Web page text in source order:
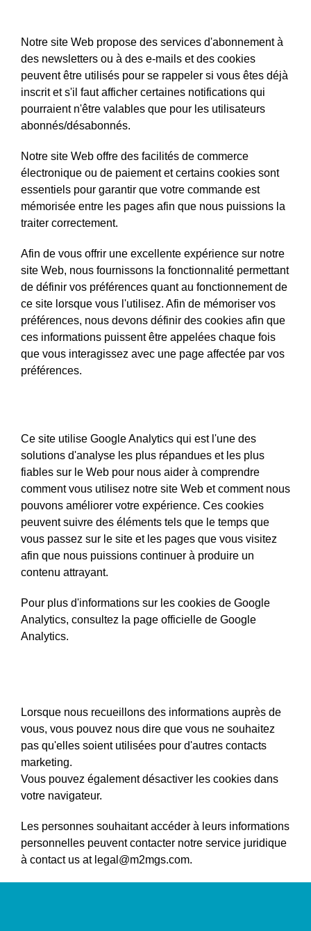
Notre site Web propose des services d'abonnement à
des newsletters ou à des e-mails et des cookies
peuvent être utilisés pour se rappeler si vous êtes déjà
inscrit et s'il faut afficher certaines notifications qui
pourraient n'être valables que pour les utilisateurs
abonnés/désabonnés.
Notre site Web offre des facilités de commerce
électronique ou de paiement et certains cookies sont
essentiels pour garantir que votre commande est
mémorisée entre les pages afin que nous puissions la
traiter correctement.
Afin de vous offrir une excellente expérience sur notre
site Web, nous fournissons la fonctionnalité permettant
de définir vos préférences quant au fonctionnement de
ce site lorsque vous l'utilisez. Afin de mémoriser vos
préférences, nous devons définir des cookies afin que
ces informations puissent être appelées chaque fois
que vous interagissez avec une page affectée par vos
préférences.
Ce site utilise Google Analytics qui est l'une des
solutions d'analyse les plus répandues et les plus
fiables sur le Web pour nous aider à comprendre
comment vous utilisez notre site Web et comment nous
pouvons améliorer votre expérience. Ces cookies
peuvent suivre des éléments tels que le temps que
vous passez sur le site et les pages que vous visitez
afin que nous puissions continuer à produire un
contenu attrayant.
Pour plus d'informations sur les cookies de Google
Analytics, consultez la page officielle de Google
Analytics.
Lorsque nous recueillons des informations auprès de
vous, vous pouvez nous dire que vous ne souhaitez
pas qu'elles soient utilisées pour d'autres contacts
marketing.
Vous pouvez également désactiver les cookies dans
votre navigateur.
Les personnes souhaitant accéder à leurs informations
personnelles peuvent contacter notre service juridique
à contact us at legal@m2mgs.com.